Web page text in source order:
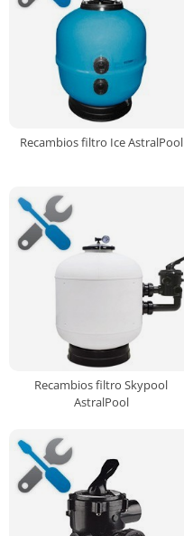
Recambios filtro Ice AstralPool
Recambios filtro Skypool
AstralPool